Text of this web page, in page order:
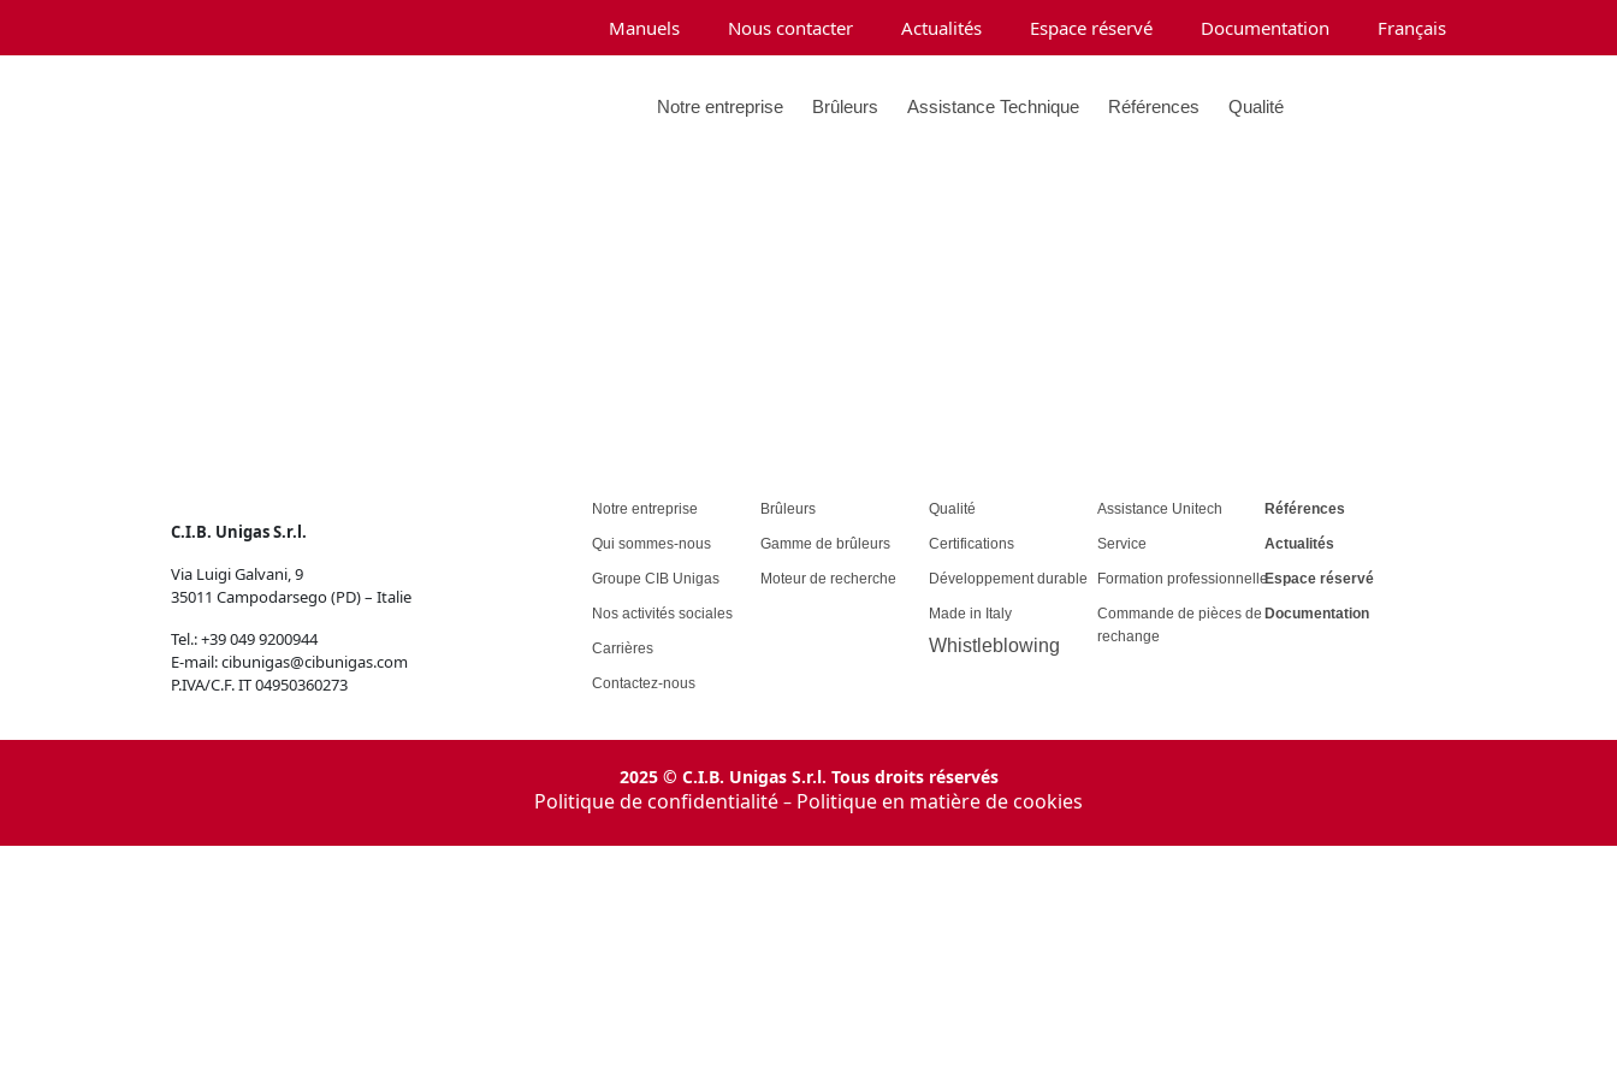
Manuels Nous contacter Actualités Espace réservé Documentation Français
Notre entreprise Brûleurs Assistance Technique Références Qualité
C.I.B. Unigas S.r.l.
Via Luigi Galvani, 9
35011 Campodarsego (PD) – Italie
Tel.: +39 049 9200944
E-mail: cibunigas@cibunigas.com
P.IVA/C.F. IT 04950360273
Notre entreprise
Qui sommes-nous
Groupe CIB Unigas
Nos activités sociales
Carrières
Contactez-nous
Brûleurs
Gamme de brûleurs
Moteur de recherche
Qualité
Certifications
Développement durable
Made in Italy
Whistleblowing
Assistance Unitech
Service
Formation professionnelle
Commande de pièces de
rechange
Références
Actualités
Espace réservé
Documentation
2025 © C.I.B. Unigas S.r.l. Tous droits réservés
Politique de confidentialité – Politique en matière de cookies